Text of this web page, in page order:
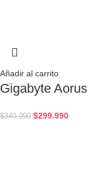
Añadir al carrito
Gigabyte
$349.990 $299.990